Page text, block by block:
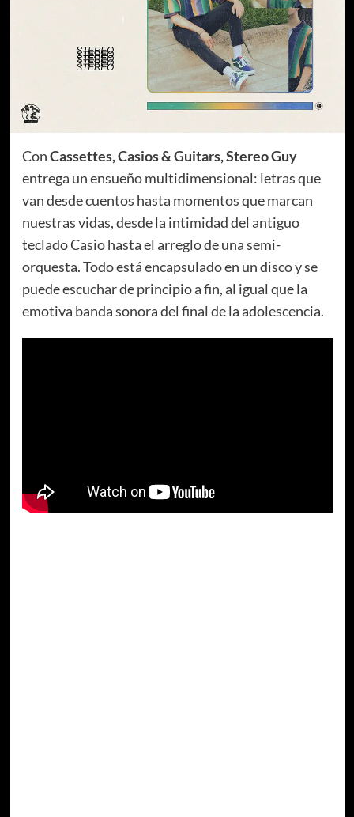
ConCassettes, Casios & Guitars, Stereo Guy
entrega un ensueño multidimensional: letras que
van desde cuentos hasta momentos que marcan
nuestras vidas, desde la intimidad del antiguo
teclado Casio hasta el arreglo de una semi-
orquesta. Todo está encapsulado en un disco y se
puede escuchar de principio a fin, al igual que la
emotiva banda sonora del final de la adolescencia.